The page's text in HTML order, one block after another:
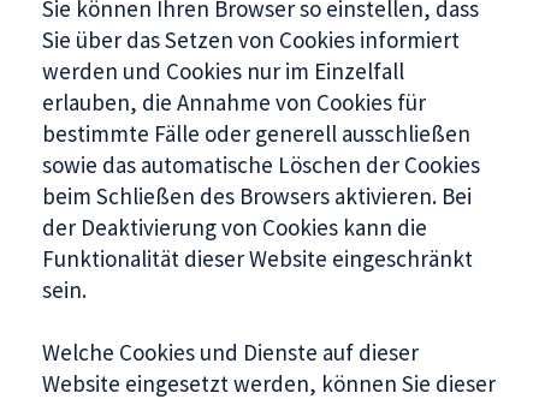
Sie können Ihren Browser so einstellen, dass
Sie über das Setzen von Cookies informiert
werden und Cookies nur im Einzelfall
erlauben, die Annahme von Cookies für
bestimmte Fälle oder generell ausschließen
sowie das automatische Löschen der Cookies
beim Schließen des Browsers aktivieren. Bei
der Deaktivierung von Cookies kann die
Funktionalität dieser Website eingeschränkt
sein.
Welche Cookies und Dienste auf dieser
Website eingesetzt werden, können Sie dieser